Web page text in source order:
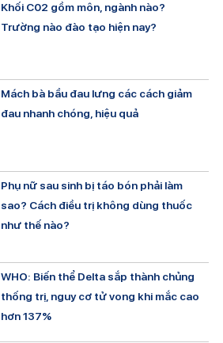
Khối C02 gồm môn, ngành nào?
Trường nào đào tạo hiện nay?
Mách bà bầu đau lưng các cách giảm
đau nhanh chóng, hiệu quả
Phụ nữ sau sinh bị táo bón phải làm
sao? Cách điều trị không dùng thuốc
như thế nào?
WHO: Biến thể Delta sắp thành chủng
thống trị, nguy cơ tử vong khi mắc cao
hơn 137%